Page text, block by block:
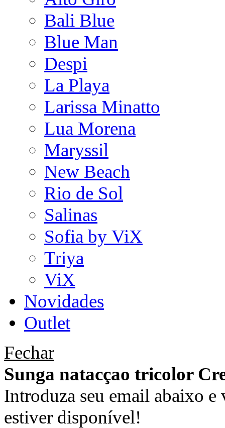
Bali Blue
Blue Man
Despi
La Playa
Larissa Minatto
Lua Morena
Maryssil
New Beach
Rio de Sol
Salinas
Sofia by ViX
Triya
ViX
Novidades
Outlet
Fechar
Sunga natacçao tricolor
Introduza seu email abaixo
estiver disponível!